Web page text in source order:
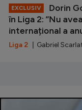
Alte
JO
EXCLUSIV
Dorin
în Liga 2: ”Nu
internațional a
Liga 2 | Gabriel